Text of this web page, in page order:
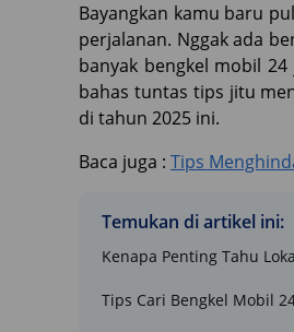
Bayangkan kamu baru
perjalanan. Nggak ada
banyak bengkel mobil
bahas tuntas tips jitu
di tahun 2025 ini.
Baca juga : Tips
Temukan di artikel ini:
Kenapa Penting Tahu
Tips Cari Bengkel Mobil